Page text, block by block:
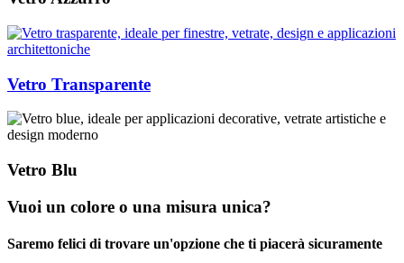
Vetro Transparente
Vetro Blu
Vuoi un colore o una misura unica?
Saremo felici di trovare un'opzione che ti piacerà sicuramente